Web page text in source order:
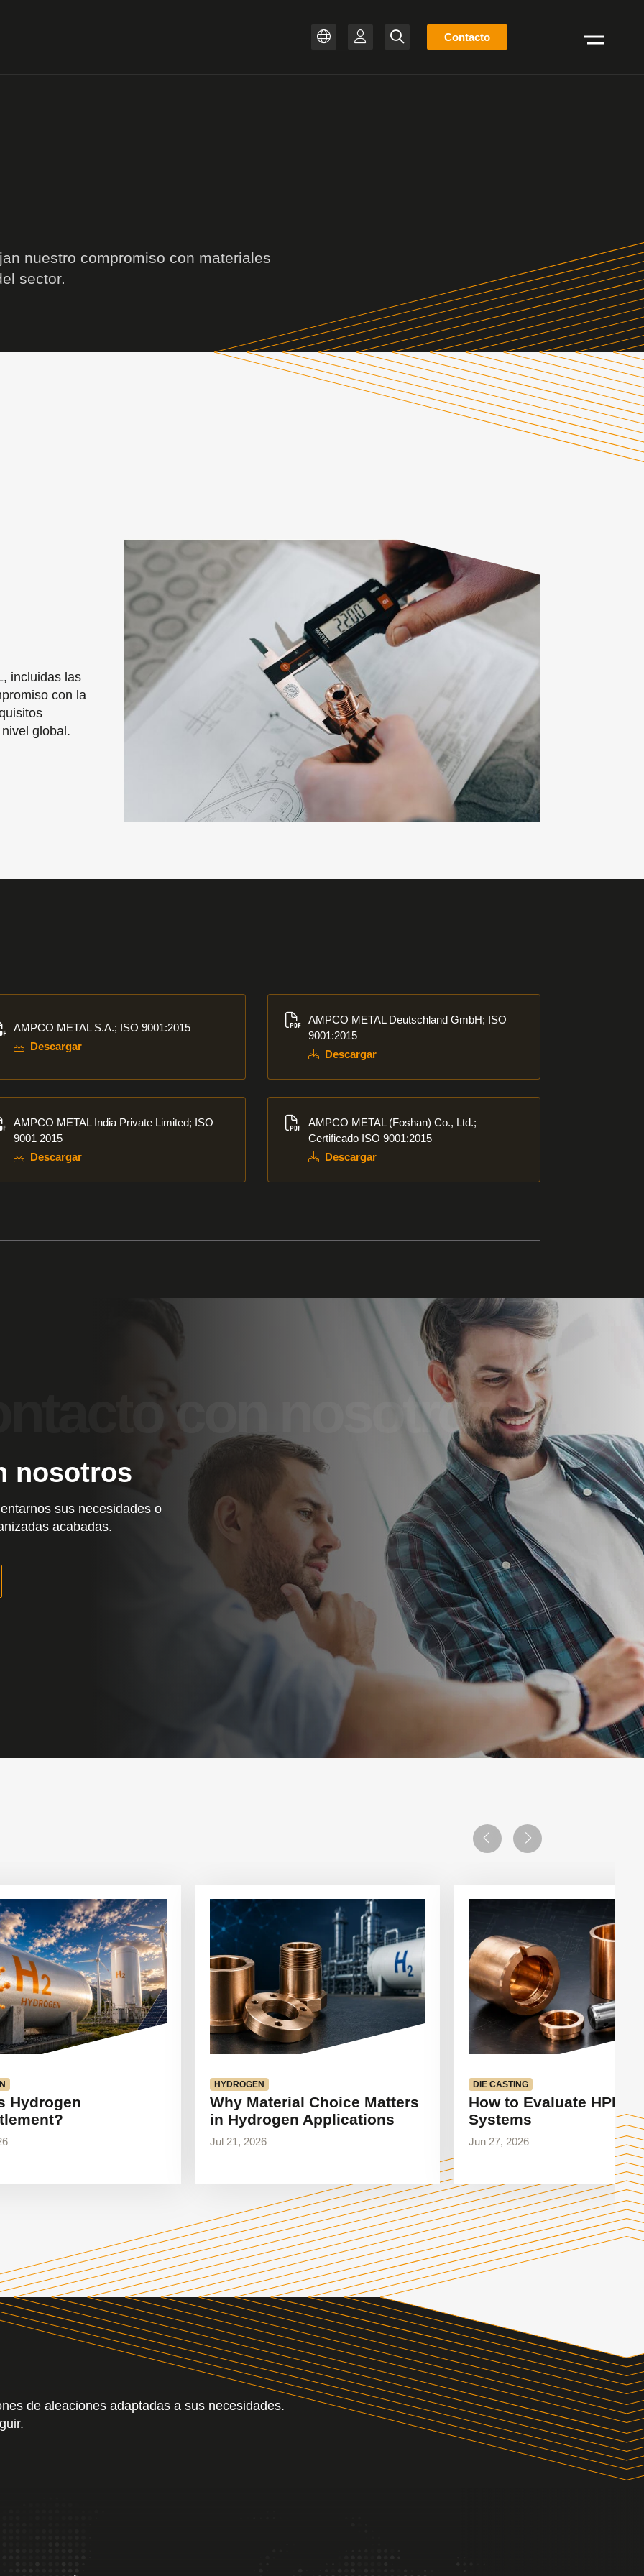
Lista
Buscar
Contacto
nuestro compromiso con materiales
sector.
incluidas las
con la
global.
AMPCO METAL S.A.; ISO 9001:2015
Descargar
AMPCO METAL Deutschland GmbH; ISO
9001:2015
Descargar
AMPCO METAL India Private Limited; ISO
9001 2015
Descargar
AMPCO METAL (Foshan) Co., Ltd.;
Certificado ISO 9001:2015
Descargar
nosotros
sus necesidades o
acabadas.
Previous Next
Hydrogen
artículo
HYDROGEN
Why Material Choice Matters
in Hydrogen Applications
Jul 21, 2026
DIE CASTING
How to Evaluate HPDC
Systems
Jun 27, 2026
de aleaciones adaptadas a sus necesidades.